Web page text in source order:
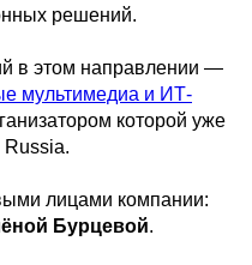
решений.
в этом направлении —
мультимедиа и ИТ-
которой уже
Russia.
лицами компании:
Бурцевой.